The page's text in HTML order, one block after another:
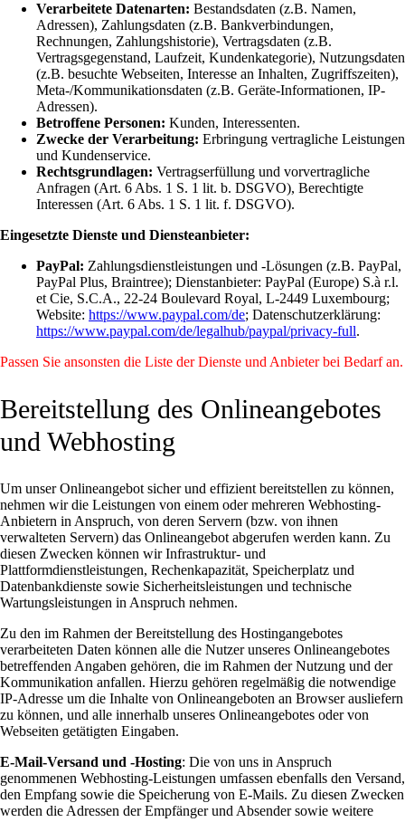
Verarbeitete Datenarten: Bestandsdaten (z.B. Namen,
Adressen), Zahlungsdaten (z.B. Bankverbindungen,
Rechnungen, Zahlungshistorie), Vertragsdaten (z.B.
Vertragsgegenstand, Laufzeit, Kundenkategorie), Nutzungsdaten
(z.B. besuchte Webseiten, Interesse an Inhalten, Zugriffszeiten),
Meta-/Kommunikationsdaten (z.B. Geräte-Informationen, IP-
Adressen).
Betroffene Personen: Kunden, Interessenten.
Zwecke der Verarbeitung: Erbringung vertragliche Leistungen
und Kundenservice.
Rechtsgrundlagen: Vertragserfüllung und vorvertragliche
Anfragen (Art. 6 Abs. 1 S. 1 lit. b. DSGVO), Berechtigte
Interessen (Art. 6 Abs. 1 S. 1 lit. f. DSGVO).
Eingesetzte Dienste und Diensteanbieter:
PayPal: Zahlungsdienstleistungen und -Lösungen (z.B. PayPal,
PayPal Plus, Braintree); Dienstanbieter: PayPal (Europe) S.à r.l.
et Cie, S.C.A., 22-24 Boulevard Royal, L-2449 Luxembourg;
Website: https://www.paypal.com/de; Datenschutzerklärung:
https://www.paypal.com/de/legalhub/paypal/privacy-full.
Passen Sie ansonsten die Liste der Dienste und Anbieter bei Bedarf an.
Bereitstellung des Onlineangebotes
und Webhosting
Um unser Onlineangebot sicher und effizient bereitstellen zu können,
nehmen wir die Leistungen von einem oder mehreren Webhosting-
Anbietern in Anspruch, von deren Servern (bzw. von ihnen
verwalteten Servern) das Onlineangebot abgerufen werden kann. Zu
diesen Zwecken können wir Infrastruktur- und
Plattformdienstleistungen, Rechenkapazität, Speicherplatz und
Datenbankdienste sowie Sicherheitsleistungen und technische
Wartungsleistungen in Anspruch nehmen.
Zu den im Rahmen der Bereitstellung des Hostingangebotes
verarbeiteten Daten können alle die Nutzer unseres Onlineangebotes
betreffenden Angaben gehören, die im Rahmen der Nutzung und der
Kommunikation anfallen. Hierzu gehören regelmäßig die notwendige
IP-Adresse um die Inhalte von Onlineangeboten an Browser ausliefern
zu können, und alle innerhalb unseres Onlineangebotes oder von
Webseiten getätigten Eingaben.
E-Mail-Versand und -Hosting: Die von uns in Anspruch
genommenen Webhosting-Leistungen umfassen ebenfalls den Versand,
den Empfang sowie die Speicherung von E-Mails. Zu diesen Zwecken
werden die Adressen der Empfänger und Absender sowie weitere